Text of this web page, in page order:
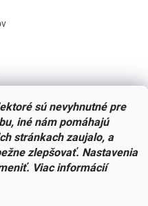
sú nevyhnutné pre
iné nám pomáhajú
stránkach zaujalo, a
zlepšovať. Nastavenia
Viac informácií